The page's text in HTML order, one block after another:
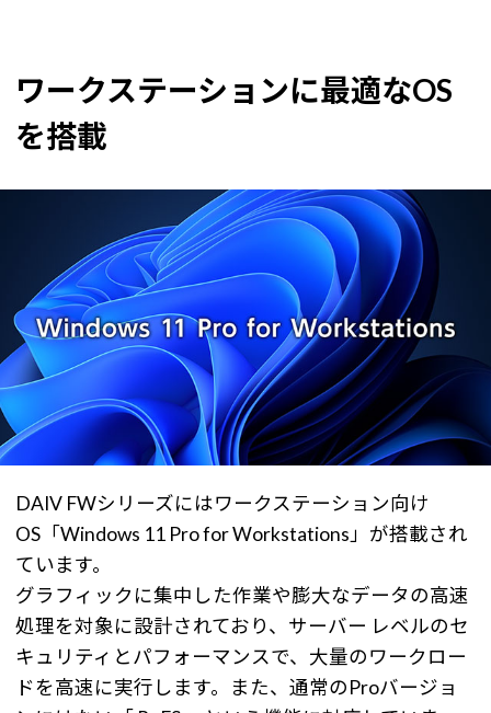
ワークステーションに最適なOS
を搭載
DAIV FWシリーズにはワークステーション向け
OS「Windows 11 Pro for Workstations」が搭載され
ています。
グラフィックに集中した作業や膨大なデータの高速
処理を対象に設計されており、サーバー レベルのセ
キュリティとパフォーマンスで、大量のワークロー
ドを高速に実行します。また、通常のProバージョ